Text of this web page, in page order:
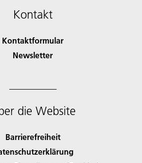
Kontakt
Kontaktformular
Newsletter
die Website
Barrierefreiheit